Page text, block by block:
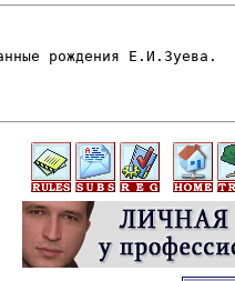
рождения Е.И.Зуева.